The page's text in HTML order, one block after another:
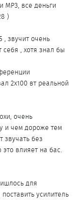
МР3, все деньги
)
, звучит очень
себя , хотя знал бы
2х100 вт реальной
очень
и чем дороже тем
звучать без
влияет на бас.
для
усилитель